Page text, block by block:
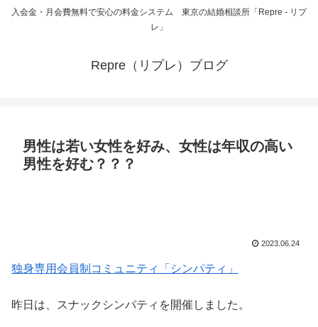
入会金・月会費無料で安心の料金システム 東京の結婚相談所「Repre - リプ
レ」
Repre（リプレ）ブログ
男性は若い女性を好み、女性は年収の高い
男性を好む？？？
2023.06.24
独身専用会員制コミュニティ「シンパティ」
昨日は、スナックシンパティを開催しました。